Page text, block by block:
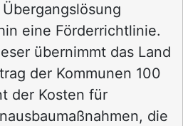
eine Förderrichtlinie.
übernimmt das Land
der Kommunen 100
der Kosten für
die